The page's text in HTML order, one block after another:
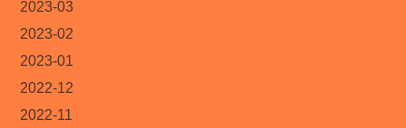
2023-03
2023-02
2023-01
2022-12
2022-11